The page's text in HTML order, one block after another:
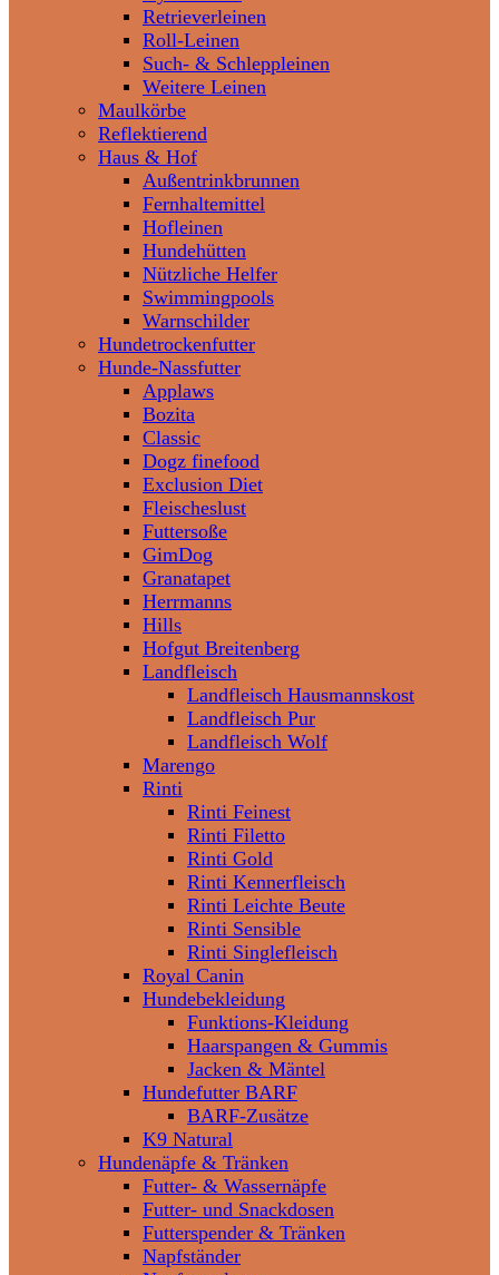
Retrieverleinen
Roll-Leinen
Such- & Schleppleinen
Weitere Leinen
Maulkörbe
Reflektierend
Haus & Hof
Außentrinkbrunnen
Fernhaltemittel
Hofleinen
Hundehütten
Nützliche Helfer
Swimmingpools
Warnschilder
Hundetrockenfutter
Hunde-Nassfutter
Applaws
Bozita
Classic
Dogz finefood
Exclusion Diet
Fleischeslust
Futtersoße
GimDog
Granatapet
Herrmanns
Hills
Hofgut Breitenberg
Landfleisch
Landfleisch Hausmannskost
Landfleisch Pur
Landfleisch Wolf
Marengo
Rinti
Rinti Feinest
Rinti Filetto
Rinti Gold
Rinti Kennerfleisch
Rinti Leichte Beute
Rinti Sensible
Rinti Singlefleisch
Royal Canin
Hundebekleidung
Funktions-Kleidung
Haarspangen & Gummis
Jacken & Mäntel
Hundefutter BARF
BARF-Zusätze
K9 Natural
Hundenäpfe & Tränken
Futter- & Wassernäpfe
Futter- und Snackdosen
Futterspender & Tränken
Napfständer